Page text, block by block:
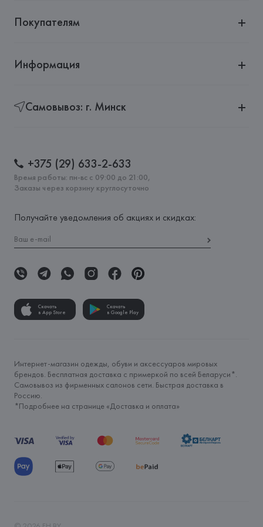
Покупателям
Информация
Самовывоз: г. Минск
+375 (29) 633-2-633
Время работы: пн-вс с 09:00 до 21:00,
Заказы через корзину круглосуточно
Получайте уведомления об акциях и скидках:
Скачать
в App Store
Скачать
в Google Play
Интернет-магазин одежды, обуви и аксессуаров мировых
брендов. Бесплатная доставка с примеркой по всей Беларуси*.
Самовывоз из фирменных салонов сети. Быстрая доставка в
Россию.
*Подробнее на странице «Доставка и оплата»